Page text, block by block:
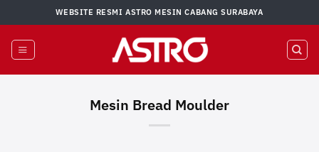
to
content
WEBSITE RESMI ASTRO MESIN CABANG SURABAYA
Mesin Bread Moulder